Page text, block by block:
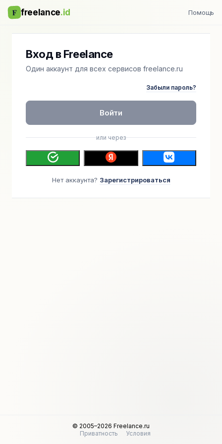
F freelance.id Помощь
Вход в Freelance
Один аккаунт для всех сервисов freelance.ru
Забыли пароль?
Войти
или через
Нет аккаунта? Зарегистрироваться
© 2005–2026 Freelance.ru
Приватность
Условия